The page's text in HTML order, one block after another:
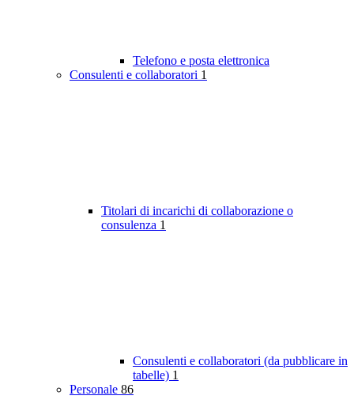
Telefono e posta elettronica
Consulenti e collaboratori 1
Titolari di incarichi di collaborazione o
consulenza 1
Consulenti e collaboratori (da pubblicare in
tabelle) 1
Personale 86